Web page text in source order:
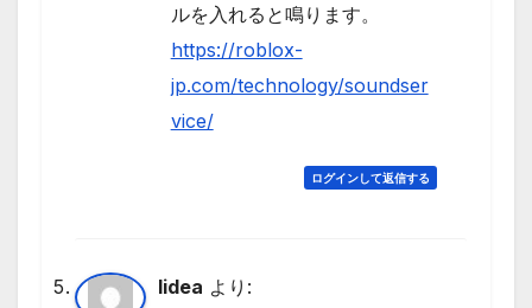
ルを入れると鳴ります。
https://roblox-
jp.com/technology/soundser
vice/
ログインして返信する
lidea より: